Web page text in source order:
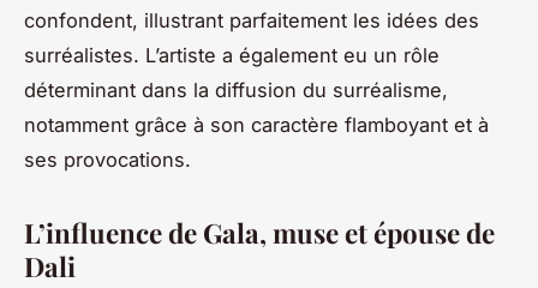
confondent, illustrant parfaitement les idées des
surréalistes. L’artiste a également eu un rôle
déterminant dans la diffusion du surréalisme,
notamment grâce à son caractère flamboyant et à
ses provocations.
L’influence de Gala, muse et épouse de
Dali